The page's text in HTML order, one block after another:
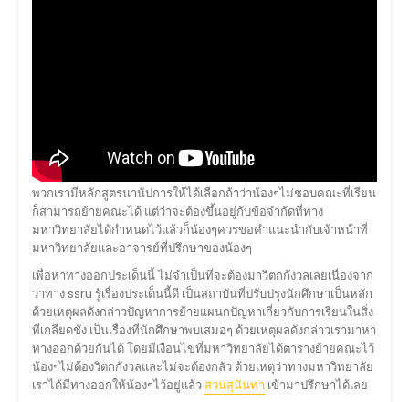
พวกเรามีหลักสูตรนานัปการให้ได้เลือกถ้าว่าน้องๆไม่ชอบคณะที่เรียน
ก็สามารถย้ายคณะได้ แต่ว่าจะต้องขึ้นอยู่กับข้อจำกัดที่ทาง
มหาวิทยาลัยได้กำหนดไว้แล้วก็น้องๆควรขอคำแนะนำกับเจ้าหน้าที่
มหาวิทยาลัยและอาจารย์ที่ปรึกษาของน้องๆ
เพื่อหาทางออกประเด็นนี้ ไม่จำเป็นที่จะต้องมาวิตกกังวลเลยเนื่องจาก
ว่าทาง ssru รู้เรื่องประเด็นนี้ดี เป็นสถาบันที่ปรับปรุงนักศึกษาเป็นหลัก
ด้วยเหตุผลดังกล่าวปัญหาการย้ายแผนกปัญหาเกี่ยวกับการเรียนในสิ่ง
ที่เกลียดชัง เป็นเรื่องที่นักศึกษาพบเสมอๆ ด้วยเหตุผลดังกล่าวเรามาหา
ทางออกด้วยกันได้ โดยมีเงื่อนไขที่มหาวิทยาลัยได้ตารางย้ายคณะไว้
น้องๆไม่ต้องวิตกกังวลและไม่จะต้องกลัว ด้วยเหตุว่าทางมหาวิทยาลัย
เราได้มีทางออกให้น้องๆไว้อยู่แล้วสวนสุนันทา เข้ามาปรึกษาได้เลย